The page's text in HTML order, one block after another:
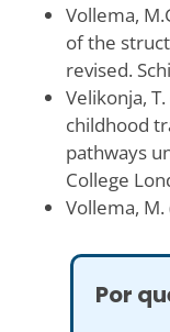
Vollema,
of the
revised.
Velikonja,
childhood
pathways
College
Vollema, M.
Por